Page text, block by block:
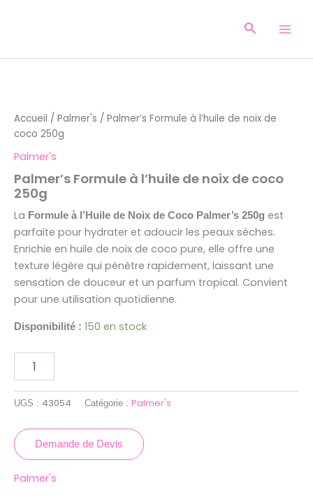
Accueil / Palmer's / Palmer’s Formule à l’huile de noix de
coco 250g
Palmer's
Palmer’s Formule à l’huile de noix de coco
250g
La Formule à l’Huile de Noix de Coco Palmer’s 250g est
parfaite pour hydrater et adoucir les peaux sèches.
Enrichie en huile de noix de coco pure, elle offre une
texture légère qui pénètre rapidement, laissant une
sensation de douceur et un parfum tropical. Convient
pour une utilisation quotidienne.
Disponibilité : 150 en stock
Formule
à
l'huile
noix
de
250g
UGS : 43054 Catégorie : Palmer's
Demande de Devis
Palmer's